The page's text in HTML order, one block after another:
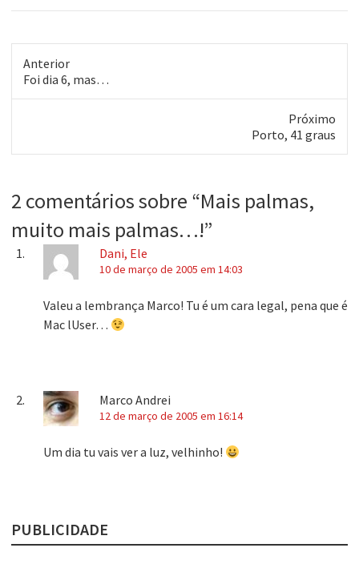
And I need more time And I
Anterior
Post
anterior:
Foi dia 6, mas…
Próximo
post:
Porto, 41 graus
2 comentários sobre “Mais palmas,
muito mais palmas…!”
Dani, Ele
10 de março de 2005 em 14:03
Valeu a lembrança Marco! Tu é um cara legal, pena que é
Mac lUser…
Marco Andrei
12 de março de 2005 em 16:14
Um dia tu vais ver a luz, velhinho!
PUBLICIDADE